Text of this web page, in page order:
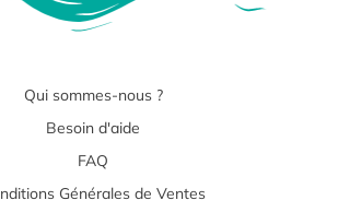
Qui sommes-nous ?
Besoin d'aide
FAQ
Générales de Ventes